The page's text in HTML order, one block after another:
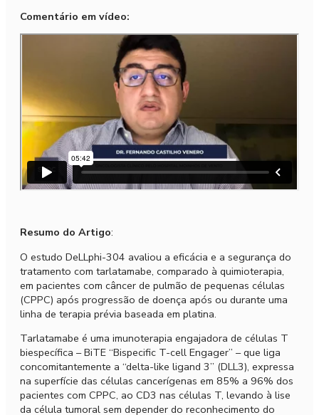
Comentário em vídeo:
Resumo do Artigo:
O estudo DeLLphi-304 avaliou a eficácia e a segurança do
tratamento com tarlatamabe, comparado à quimioterapia,
em pacientes com câncer de pulmão de pequenas células
(CPPC) após progressão de doença após ou durante uma
linha de terapia prévia baseada em platina.
Tarlatamabe é uma imunoterapia engajadora de células T
biespecífica – BiTE “Bispecific T-cell Engager” – que liga
concomitantemente a “delta-like ligand 3” (DLL3), expressa
na superfície das células cancerígenas em 85% a 96% dos
pacientes com CPPC, ao CD3 nas células T, levando à lise
da célula tumoral sem depender do reconhecimento do